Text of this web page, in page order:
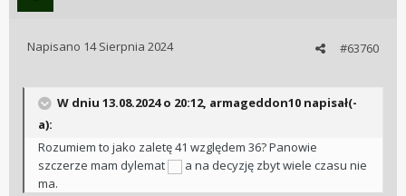
#63760
Napisano 14 Sierpnia 2024
W dniu 13.08.2024 o 20:12, armageddon10 napisał(-
a):
Rozumiem to jako zaletę 41 względem 36? Panowie
szczerze mam dylemat
a na decyzję zbyt wiele czasu nie
ma.